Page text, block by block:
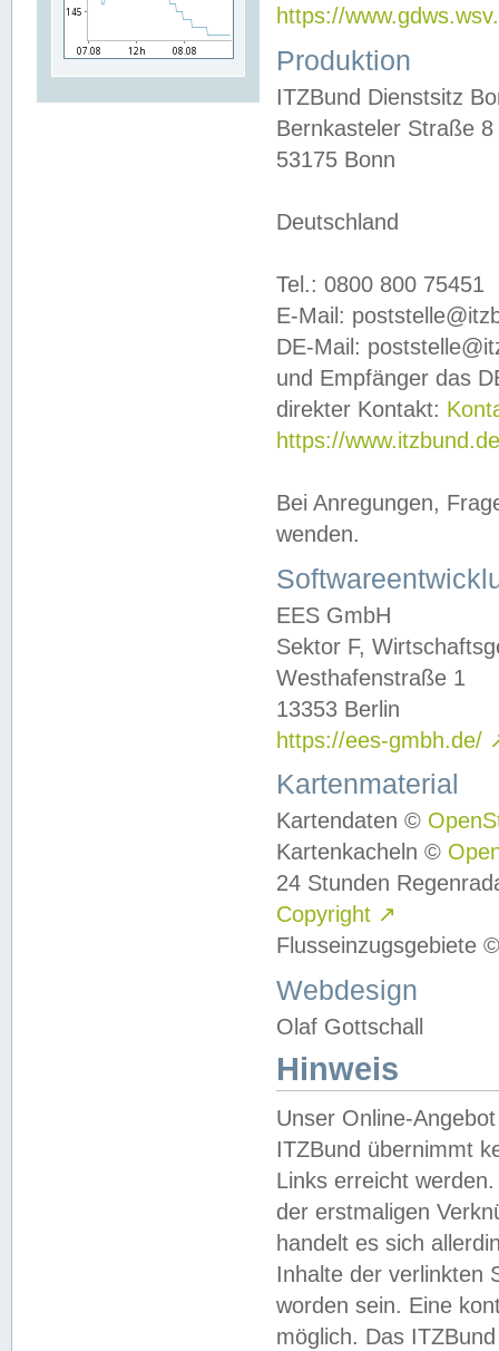
https://
Produktion
ITZBund Dienstsitz
Bernkasteler Straße 8
53175 Bonn
Deutschland
Tel.: 0800 800 75451
E-Mail:
DE-Mail:
und Empfänger das
direkter Kontakt:
https://
Bei Anregungen,
wenden.
EES GmbH
Sektor F,
Westhafenstraße 1
13353 Berlin
https://ees-gmbh.de/
Kartenmaterial
Kartendaten ©
Kartenkacheln ©
24 Stunden
Copyright ↗
Flusseinzugsgebiete
Webdesign
Olaf Gottschall
Hinweis
Unser Online-
ITZBund übernimmt
Links erreicht
der erstmaligen
handelt es sich
Inhalte der verlinkten
worden sein. Eine
möglich. Das